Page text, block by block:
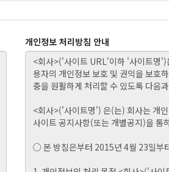
개인정보 처리방침 안내